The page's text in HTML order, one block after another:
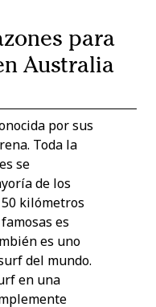
para
Australia
por sus
Toda la
se
de los
kilómetros
es
es uno
del mundo.
en una